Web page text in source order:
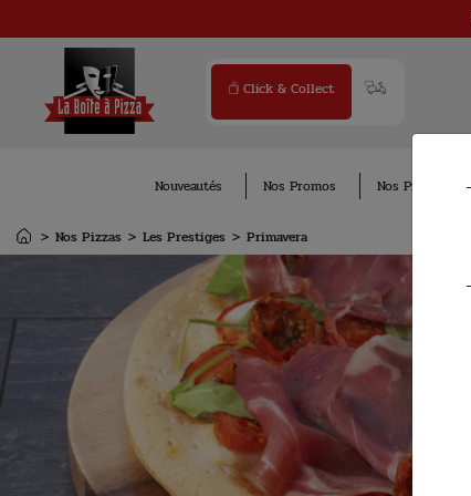
Click & Collect
Nouveautés Nos Promos Nos Pizzas
Nos Pizzas Les Prestiges Primavera